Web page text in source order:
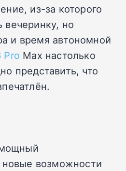
из-за которого
вечеринку, но
и время автономной
Pro Max настолько
представить, что
возможности